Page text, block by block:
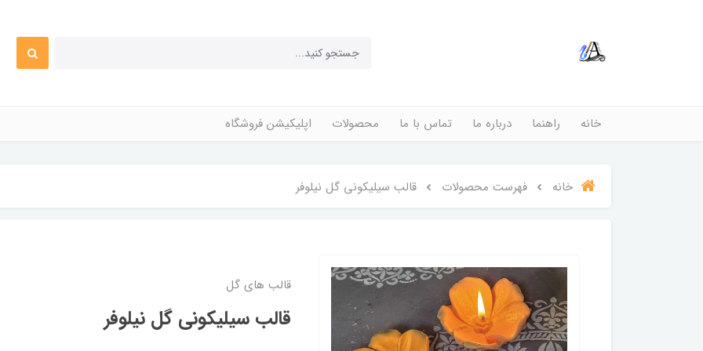
خانه راهنما درباره ما تماس با ما محصولات اپلیکیشن فروشگاه
خانه فهرست محصولات قالب سیلیکونی گل نیلوفر
قالب های گل
قالب سیلیکونی گل نیلوفر